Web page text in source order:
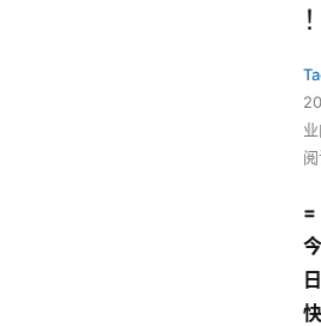
=
今
日
快